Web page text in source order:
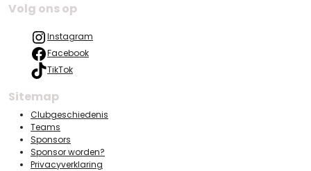
Volg ons op
Instagram
Facebook
TikTok
Sitemap
Clubgeschiedenis
Teams
Sponsors
Sponsor worden?
Privacyverklaring